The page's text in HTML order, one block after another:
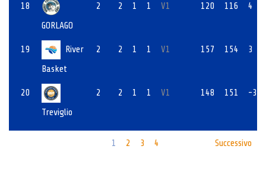
18
GORLAGO
2 2 1 1 V1 120 116 4
19
River
Basket
2 2 1 1 V1 157 154 3
20
Treviglio
2 2 1 1 V1 148 151 -3
1 2 3 4 Successivo